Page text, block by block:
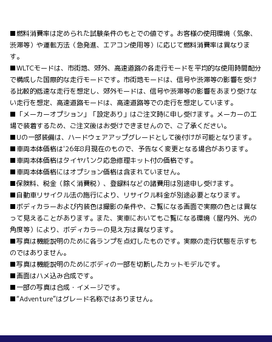
■燃料消費率は定められた試験条件のもとでの値です。お客様の使用環境（気象、
渋滞等）や運転方法（急発進、エアコン使用等）に応じて燃料消費率は異なりま
す。
■WLTCモードは、市街地、郊外、高速道路の各走行モードを平均的な使用時間配分
で構成した国際的な走行モードです。市街地モードは、信号や渋滞等の影響を受け
る比較的低速な走行を想定し、郊外モードは、信号や渋滞等の影響をあまり受けな
い走行を想定、高速道路モードは、高速道路等での走行を想定しています。
■「メーカーオプション」「設定あり」はご注文時に申し受けます。メーカーの工
場で装着するため、ご注文後はお受けできませんので、ご了承ください。
■Uの一部装備は、ハードウェアアップグレードとして後付けが可能となります。
■車両本体価格は'26年8月現在のもので、予告なく変更となる場合があります。
■車両本体価格はタイヤパンク応急修理キット付の価格です。
■車両本体価格にはオプション価格は含まれていません。
■保険料、税金（除く消費税）、登録料などの諸費用は別途申し受けます。
■自動車リサイクル法の施行により、リサイクル料金が別途必要となります。
■ボディカラーおよび内装色は撮影の条件や、ご覧になる画面で実際の色とは異な
って見えることがあります。また、実車においてもご覧になる環境（屋内外、光の
角度等）により、ボディカラーの見え方は異なります。
■写真は機能説明のために各ランプを点灯したものです。実際の走行状態を示すも
のではありません。
■写真は機能説明のためにボディの一部を切断したカットモデルです。
■画面はハメ込み合成です。
■一部の写真は合成・イメージです。
■“Adventure”はグレード名称ではありません。